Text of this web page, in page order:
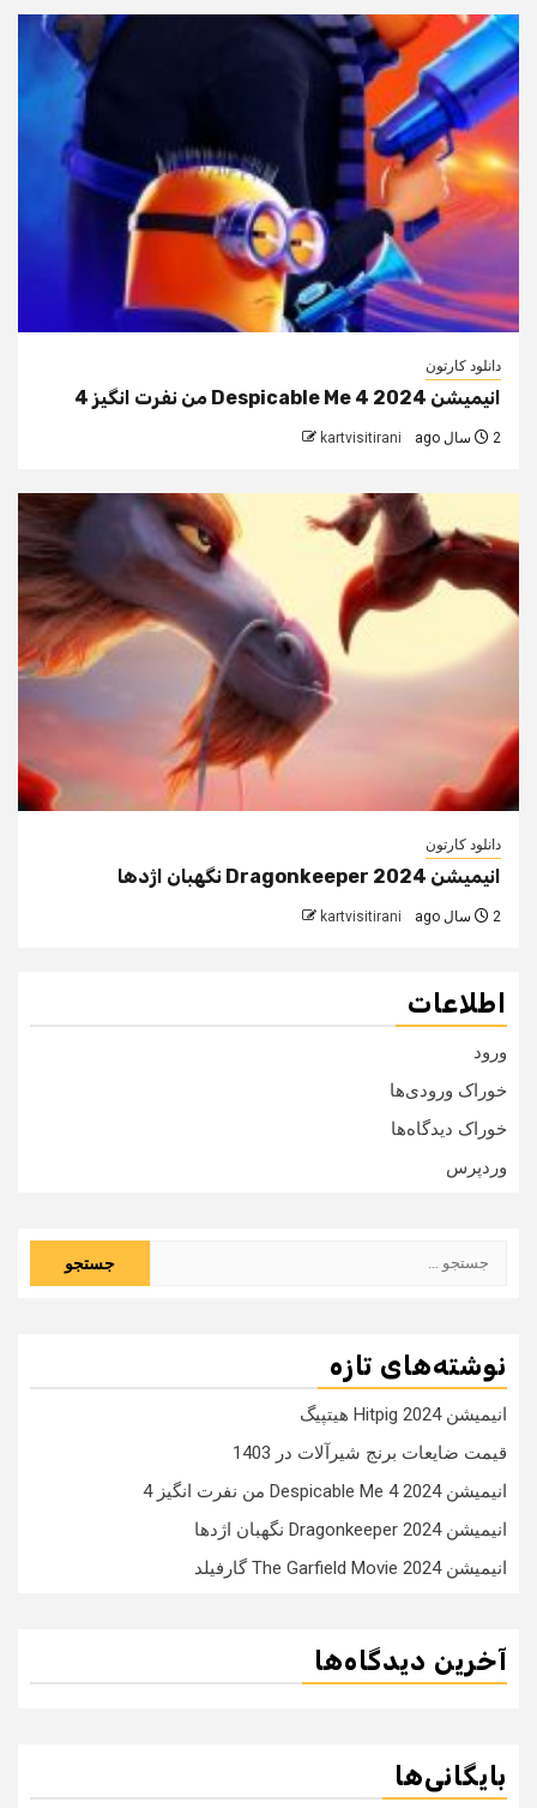
دانلود کارتون
انیمیشن Despicable Me 4 2024 من نفرت انگیز 4
2 سال ago kartvisitirani
دانلود کارتون
انیمیشن Dragonkeeper 2024 نگهبان اژدها
2 سال ago kartvisitirani
اطلاعات
ورود
خوراک ورودی‌ها
خوراک دیدگاه‌ها
وردپرس
نوشته‌های تازه
انیمیشن Hitpig 2024 هیتپیگ
قیمت ضایعات برنج شیرآلات در 1403
انیمیشن Despicable Me 4 2024 من نفرت انگیز 4
انیمیشن Dragonkeeper 2024 نگهبان اژدها
انیمیشن The Garfield Movie 2024 گارفیلد
آخرین دیدگاه‌ها
بایگانی‌ها